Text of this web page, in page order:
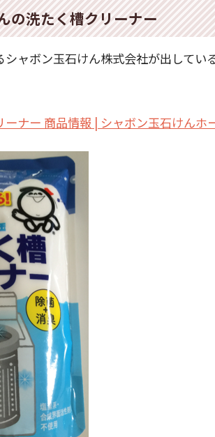
の洗たく槽クリーナー
ャボン玉石けん株式会社が出してい
ーナー 商品情報 | シャボン玉石けんホ